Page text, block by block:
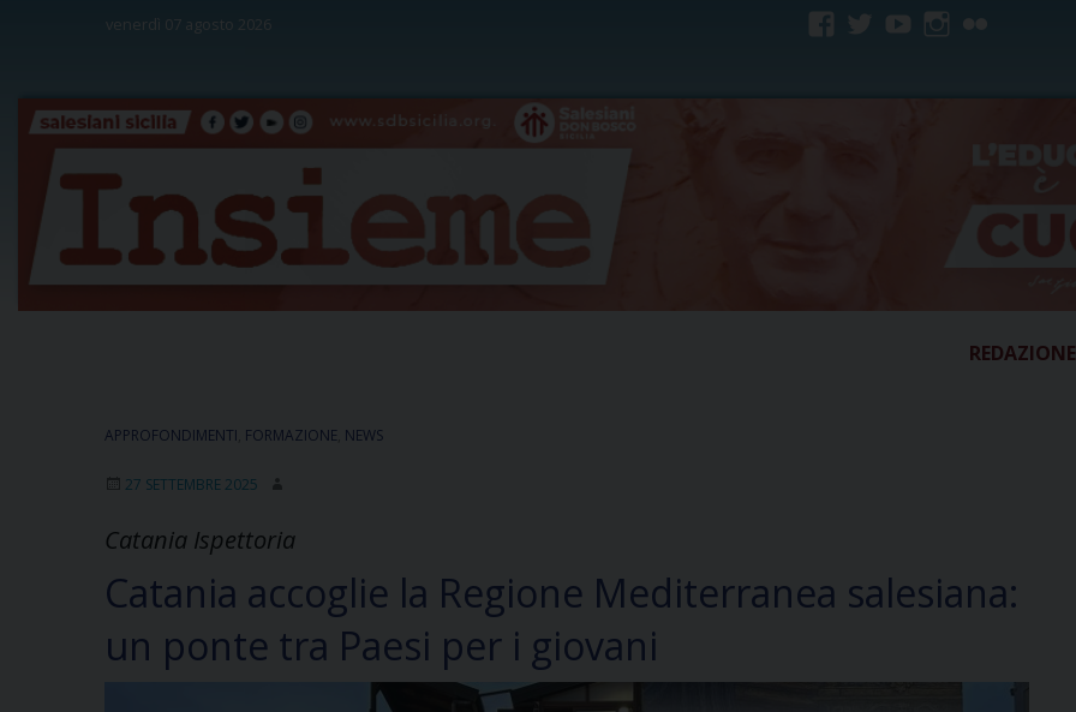
venerdì 07 agosto 2026
REDAZIONE
APPROFONDIMENTI FORMAZIONE NEWS
27 SETTEMBRE 2025
Catania Ispettoria
Catania accoglie la Regione Mediterranea salesiana:
un ponte tra Paesi per i giovani